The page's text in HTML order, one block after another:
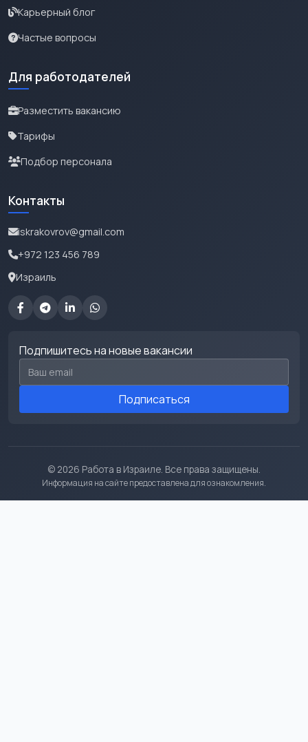
Карьерный блог
Частые вопросы
Для работодателей
Разместить вакансию
Тарифы
Подбор персонала
Контакты
iskrakovrov@gmail.com
+972 123 456 789
Израиль
Подпишитесь на новые вакансии
Email для подписки
Подписаться
© 2026 Работа в Израиле. Все права защищены.
Информация на сайте предоставлена для ознакомления.